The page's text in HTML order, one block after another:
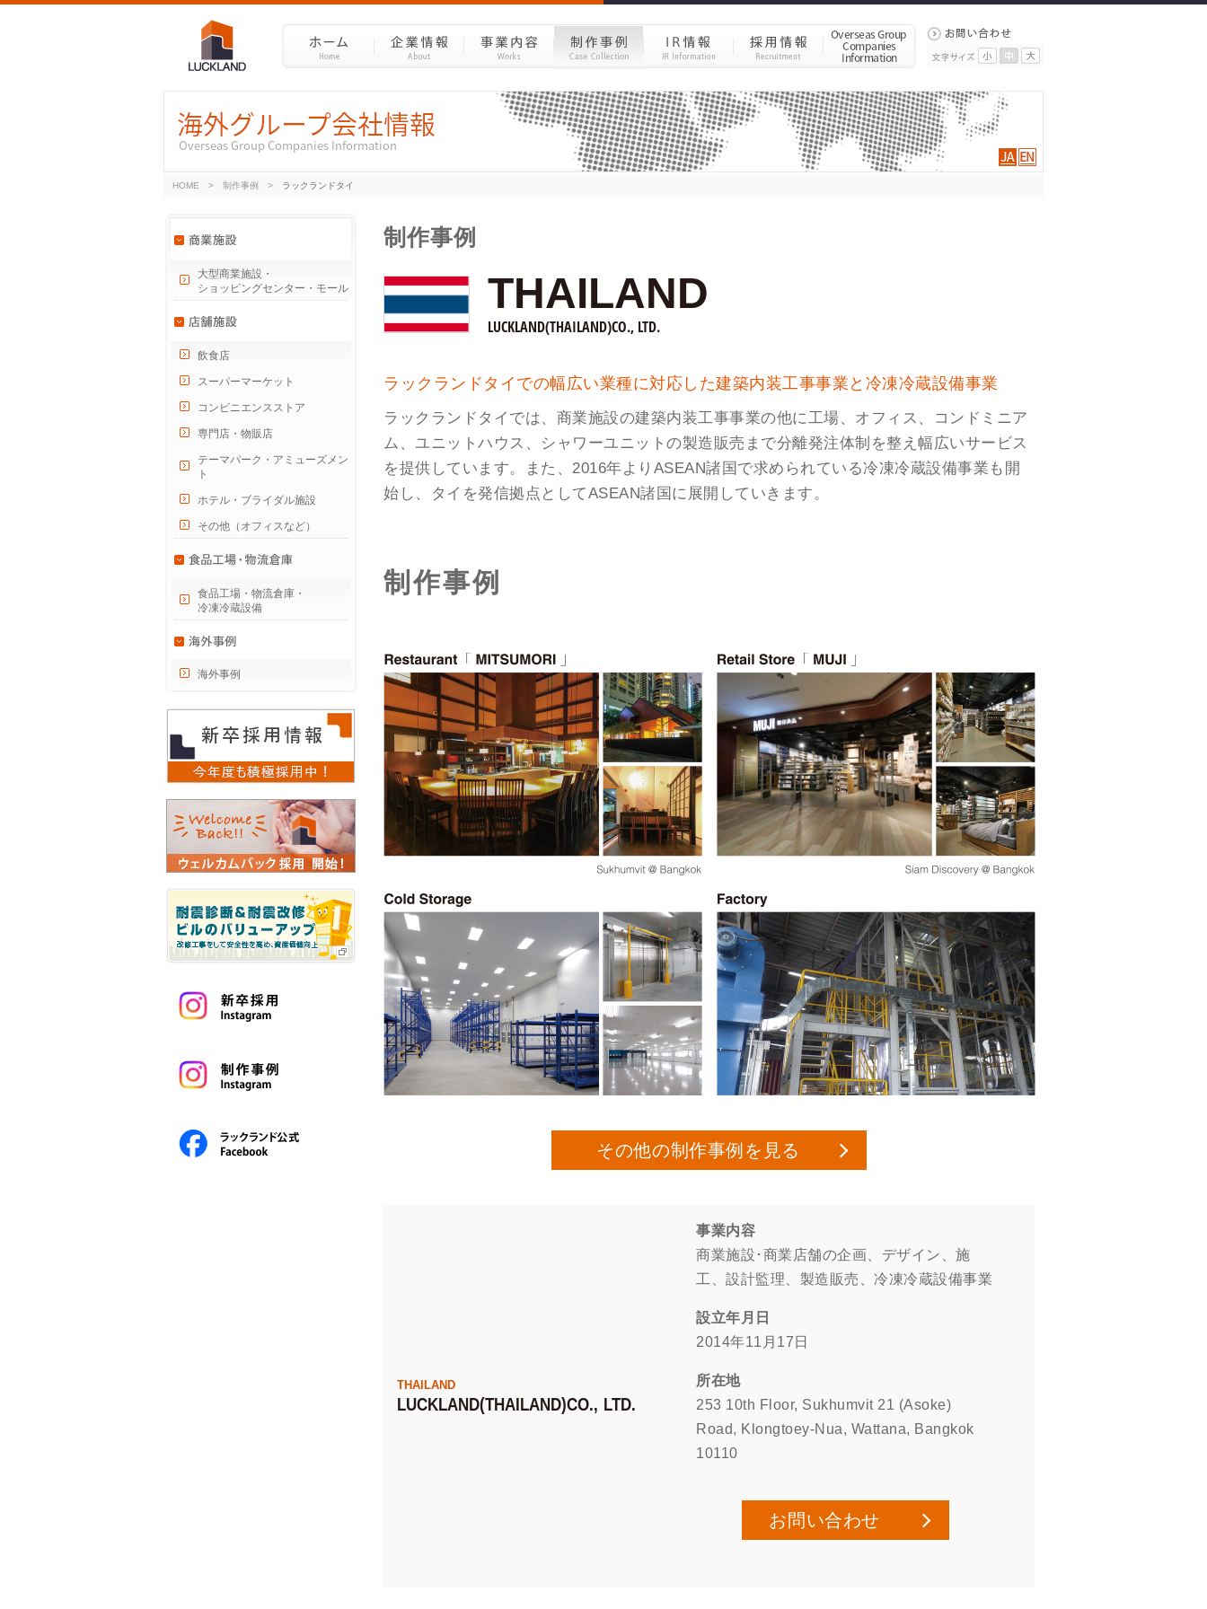
HOME > 制作事例 > ラックランドタイ
制作事例
THAILAND
LUCKLAND(THAILAND)CO., LTD.
ラックランドタイでの幅広い業種に対応した建築内装工事事業と冷凍冷蔵設備事業
ラックランドタイでは、商業施設の建築内装工事事業の他に工場、オフィス、コンドミニア
ム、ユニットハウス、シャワーユニットの製造販売まで分離発注体制を整え幅広いサービス
を提供しています。また、2016年よりASEAN諸国で求められている冷凍冷蔵設備事業も開
始し、タイを発信拠点としてASEAN諸国に展開していきます。
制作事例
その他の制作事例を見る
THAILAND
LUCKLAND(THAILAND)CO., LTD.
事業内容
商業施設･商業店舗の企画、デザイン、施
工、設計監理、製造販売、冷凍冷蔵設備事業
設立年月日
2014年11月17日
所在地
253 10th Floor, Sukhumvit 21 (Asoke)
Road, Klongtoey-Nua, Wattana, Bangkok
10110
お問い合わせ
大型商業施設・
ショッピングセンター・モール
飲食店
スーパーマーケット
コンビニエンスストア
専門店・物販店
テーマパーク・アミューズメン
ト
ホテル・ブライダル施設
その他（オフィスなど）
食品工場・物流倉庫・
冷凍冷蔵設備
海外事例